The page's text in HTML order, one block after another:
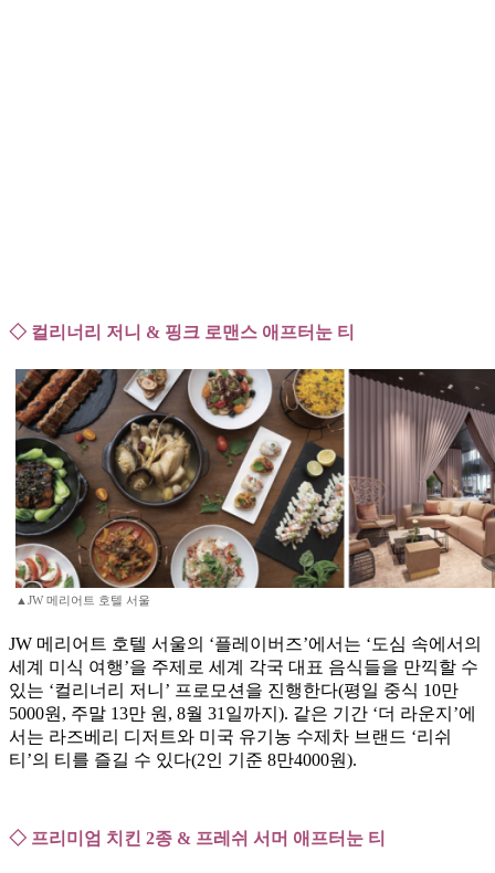
◇ 컬리너리 저니 & 핑크 로맨스 애프터눈 티
▲JW 메리어트 호텔 서울
JW 메리어트 호텔 서울의 ‘플레이버즈’에서는 ‘도심 속에서의
세계 미식 여행’을 주제로 세계 각국 대표 음식들을 만끽할 수
있는 ‘컬리너리 저니’ 프로모션을 진행한다(평일 중식 10만
5000원, 주말 13만 원, 8월 31일까지). 같은 기간 ‘더 라운지’에
서는 라즈베리 디저트와 미국 유기농 수제차 브랜드 ‘리쉬
티’의 티를 즐길 수 있다(2인 기준 8만4000원).
◇ 프리미엄 치킨 2종 & 프레쉬 서머 애프터눈 티